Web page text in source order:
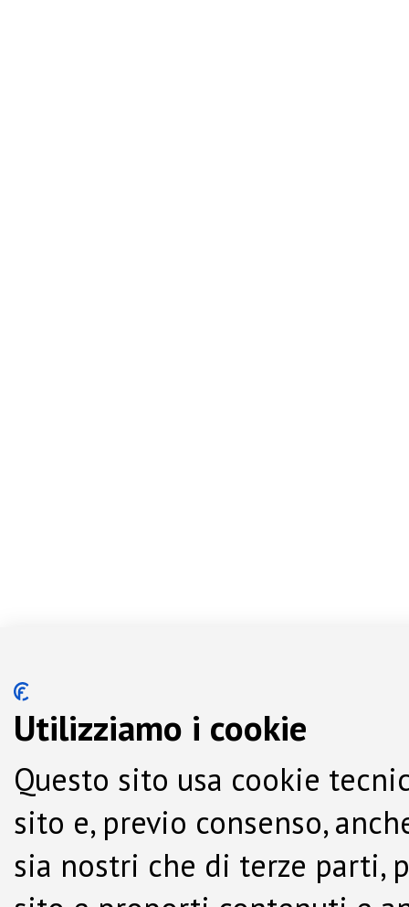
Utilizziamo i cookie
Questo sito usa cookie
sito e, previo consenso,
sia nostri che di terze parti,